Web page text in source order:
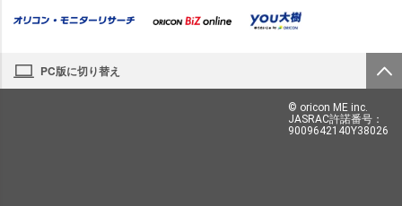
PC版に切り替え
© oricon ME inc.
JASRAC許諾番号：
9009642140Y38026